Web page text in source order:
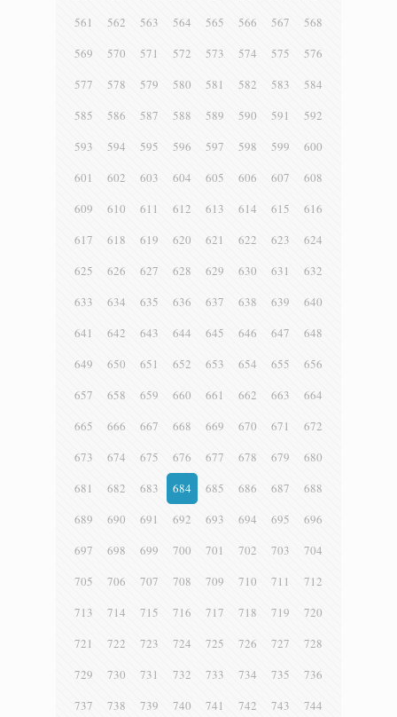
561
562 563 564 565 566 567
568
569
570 571 572 573 574 575
576
577
578 579 580 581 582 583
584
585
586 587 588 589 590 591
592
593
594 595 596 597 598 599
600
601
602 603 604 605 606 607
608
609
610 611 612 613 614 615
616
617
618 619 620 621 622 623
624
625
626 627 628 629 630 631
632
633
634 635 636 637 638 639
640
641
642 643 644 645 646 647
648
649
650 651 652 653 654 655
656
657
658 659 660 661 662 663
664
665
666 667 668 669 670 671
672
673
674 675 676 677 678 679
680
681
682 683 684 685 686 687
688
689
690 691 692 693 694 695
696
697
698 699 700 701 702 703
704
705
706 707 708 709 710 711
712
713
714 715 716 717 718 719
720
721
722 723 724 725 726 727
728
729
730 731 732 733 734 735
736
737
738 739 740 741 742 743
744